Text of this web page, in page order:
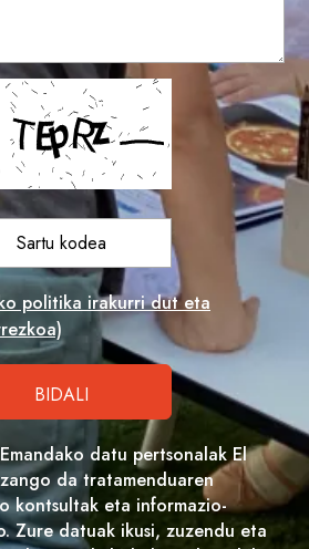
politika irakurri dut eta
datu pertsonalak El
da tratamenduaren
kontsultak eta informazio-
Zure datuak ikusi, zuzendu eta